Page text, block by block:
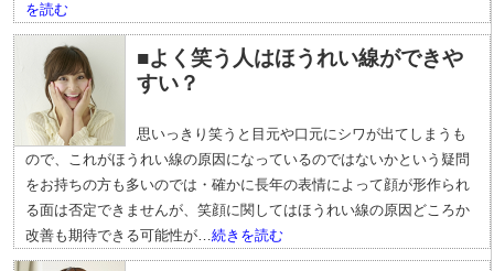
を読む
■よく笑う人はほうれい線ができや
すい？
思いっきり笑うと目元や口元にシワが出てしまうも
ので、これがほうれい線の原因になっているのではないかという疑問
をお持ちの方も多いのでは・確かに長年の表情によって顔が形作られ
る面は否定できませんが、笑顔に関してはほうれい線の原因どころか
改善も期待できる可能性が…続きを読む